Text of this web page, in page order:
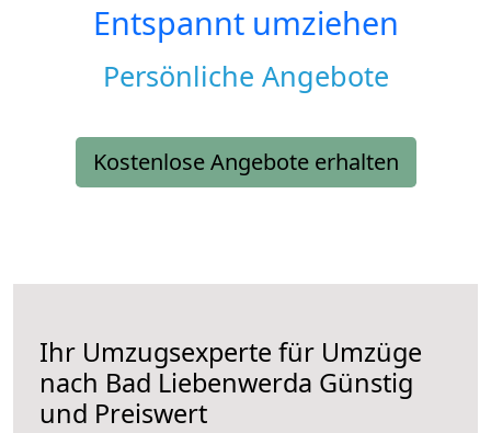
Entspannt umziehen
Persönliche Angebote
Kostenlose Angebote erhalten
Ihr Umzugsexperte für Umzüge
nach Bad Liebenwerda Günstig
und Preiswert